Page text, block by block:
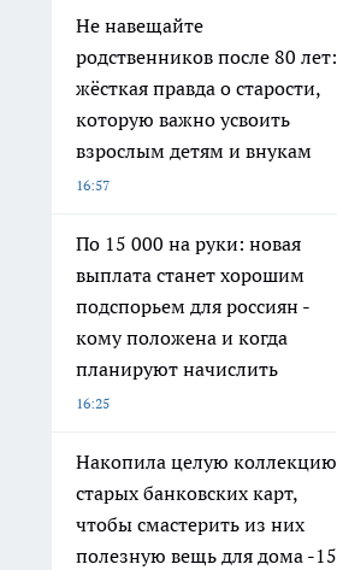
Не навещайте
родственников после 80 лет:
жёсткая правда о старости,
которую важно усвоить
взрослым детям и внукам
16:57
По 15 000 на руки: новая
выплата станет хорошим
подспорьем для россиян -
кому положена и когда
планируют начислить
16:25
Накопила целую коллекцию
старых банковских карт,
чтобы смастерить из них
полезную вещь для дома -15